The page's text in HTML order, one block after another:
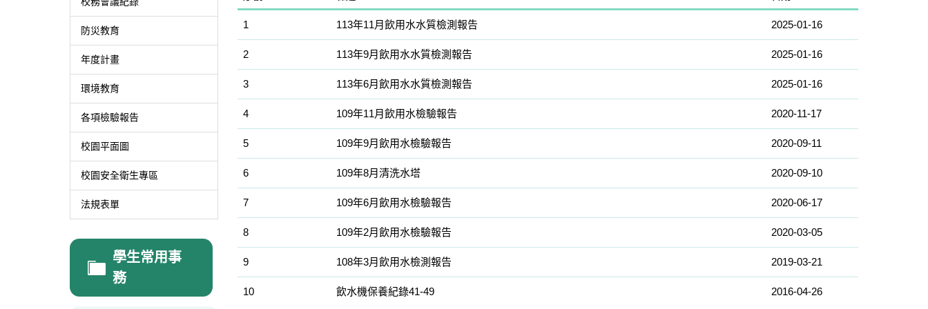
防災教育
年度計畫
環境教育
各項檢驗報告
校園平面圖
校園安全衛生專區
法規表單
學生常用事
務
1 113年11月飲用水水質檢測報告 2025-01-16
2 113年9月飲用水水質檢測報告 2025-01-16
3 113年6月飲用水水質檢測報告 2025-01-16
4 109年11月飲用水檢驗報告 2020-11-17
5 109年9月飲用水檢驗報告 2020-09-11
6 109年8月清洗水塔 2020-09-10
7 109年6月飲用水檢驗報告 2020-06-17
8 109年2月飲用水檢驗報告 2020-03-05
9 108年3月飲用水檢測報告 2019-03-21
10 飲水機保養紀錄41-49 2016-04-26